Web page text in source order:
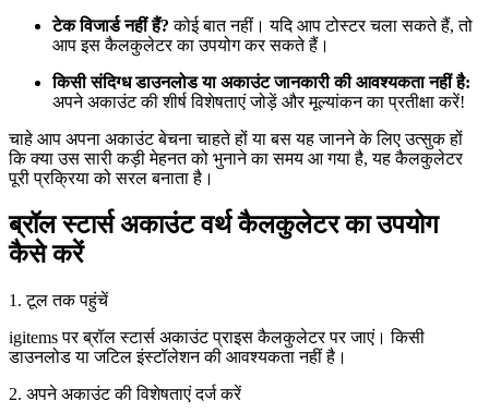
टेक विजार्ड नहीं हैं? कोई बात नहीं। यदि आप टोस्टर चला सकते हैं, तो
आप इस कैलकुलेटर का उपयोग कर सकते हैं।
किसी संदिग्ध डाउनलोड या अकाउंट जानकारी की आवश्यकता नहीं है:
अपने अकाउंट की शीर्ष विशेषताएं जोड़ें और मूल्यांकन का प्रतीक्षा करें!
चाहे आप अपना अकाउंट बेचना चाहते हों या बस यह जानने के लिए उत्सुक हों
कि क्या उस सारी कड़ी मेहनत को भुनाने का समय आ गया है, यह कैलकुलेटर
पूरी प्रक्रिया को सरल बनाता है।
ब्रॉल स्टार्स अकाउंट वर्थ कैलकुलेटर का उपयोग
कैसे करें
1. टूल तक पहुंचें
igitems पर ब्रॉल स्टार्स अकाउंट प्राइस कैलकुलेटर पर जाएं। किसी
डाउनलोड या जटिल इंस्टॉलेशन की आवश्यकता नहीं है।
2. अपने अकाउंट की विशेषताएं दर्ज करें